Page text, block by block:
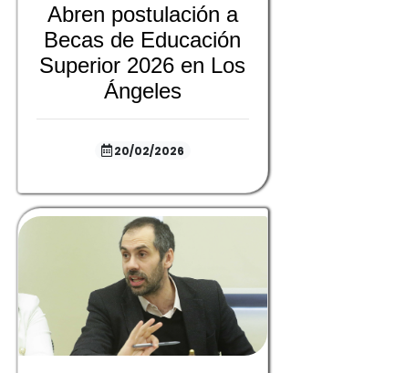
Abren postulación a
Becas de Educación
Superior 2026 en Los
Ángeles
20/02/2026